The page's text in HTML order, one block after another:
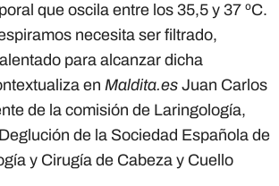
que oscila entre los 35,5 y 37 ºC.
necesita ser filtrado,
para alcanzar dicha
en Maldita.es Juan Carlos
de la comisión de Laringología,
de la Sociedad Española de
y Cirugía de Cabeza y Cuello